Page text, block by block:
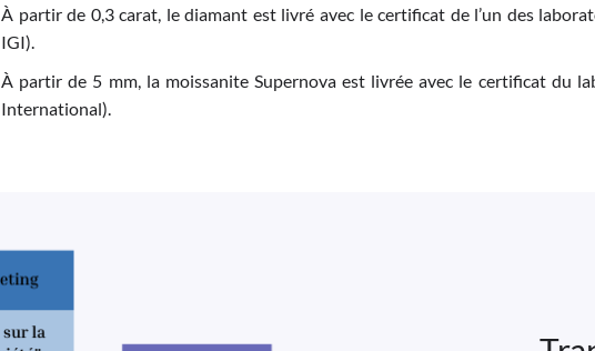
À partir de 0,3 carat, le diamant est livré avec le certificat de l’un des
IGI).
À partir de 5 mm, la moissanite Supernova est livrée avec le certificat du
International).